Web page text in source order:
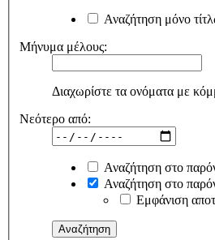
Αναζήτηση μόνο
Μήνυμα μέλους:
Διαχωρίστε τα ονόματα με
Νεότερο από:
Αναζήτηση στο
Αναζήτηση στο
Εμφάνιση